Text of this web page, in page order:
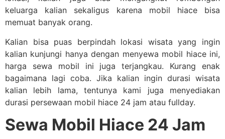
keluarga kalian sekaligus karena mobil hiace bisa
memuat banyak orang.
Kalian bisa puas berpindah lokasi wisata yang ingin
kalian kunjungi hanya dengan menyewa mobil hiace ini,
harga sewa mobil ini juga terjangkau. Kurang enak
bagaimana lagi coba. Jika kalian ingin durasi wisata
kalian lebih lama, tentunya kami juga menyediakan
durasi persewaan mobil hiace 24 jam atau fullday.
Sewa Mobil Hiace 24 Jam